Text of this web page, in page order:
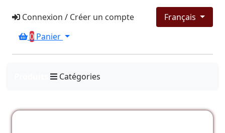
Connexion / Créer un compte
Français
0 Panier
Catégories